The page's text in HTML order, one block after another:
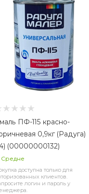
ПФ-115 красно-
0,9кг (Радуга)
(00000000132)
Средне
доступна только для
клиентов.
логин и пароль у